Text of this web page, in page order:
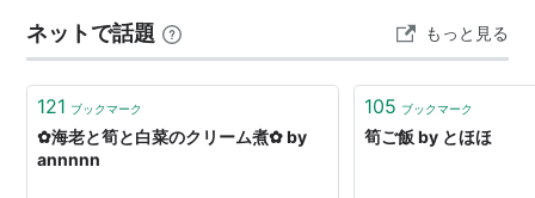
ころが最近は、「野焼きは禁止」「野外で燃やすと違
法」という話を耳にすることが多くなりました。 では、
竹林整備で出た枯竹を燃やすことも違法な…
ネットで話題 もっと見る
121 ブックマーク
✿海老と筍と白菜のクリーム煮✿ by
annnnn
105 ブックマーク
筍ご飯 by とほほ